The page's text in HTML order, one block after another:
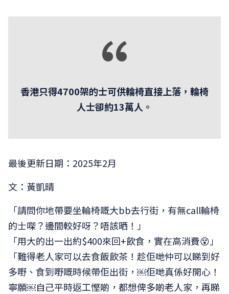
香港只得4700架的士可供輪椅直接上落，輪椅
人士卻約13萬人。
最後更新日期：2025年2月
文：黃凱晴
「請問你地帶要坐輪椅嘅大bb去行街，有無call輪椅
的士㗎？邊間較好呀？唔該晒！」
「用大的出一出約$400來回+飲食，實在高消費😵」
「難得老人家可以去食飯飲茶！趁佢哋仲可以睇到好
多嘢、食到嘢嘅時候帶佢出街，￼佢哋真係好開心！
寧願￼自己平時返工慳啲，都想俾多啲老人家，再睇